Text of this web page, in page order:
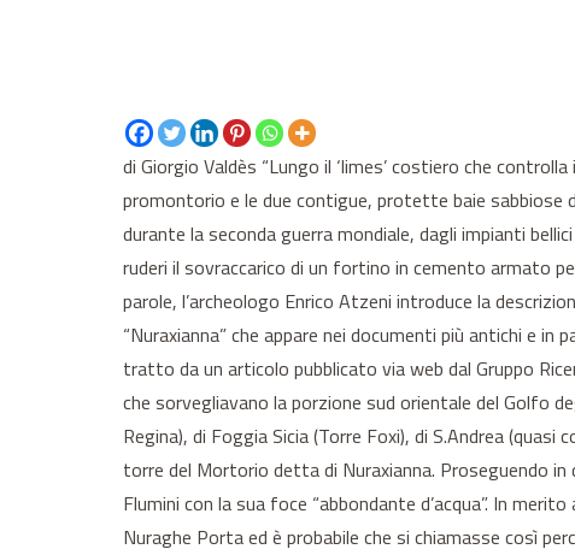
di Giorgio Valdès “Lungo il ‘limes’ costiero che
promontorio e le due contigue, protette baie sabbiose
durante la seconda guerra mondiale, dagli impianti
ruderi il sovraccarico di un fortino in cemento armato
parole, l’archeologo Enrico Atzeni introduce la
“Nuraxianna” che appare nei documenti più antichi e
tratto da un articolo pubblicato via web dal Gruppo
che sorvegliavano la porzione sud orientale del Golfo
Regina), di Foggia Sicia (Torre Foxi), di S.Andrea
torre del Mortorio detta di Nuraxianna. Proseguendo in
Flumini con la sua foce “abbondante d’acqua”. In
Nuraghe Porta ed è probabile che si chiamasse così